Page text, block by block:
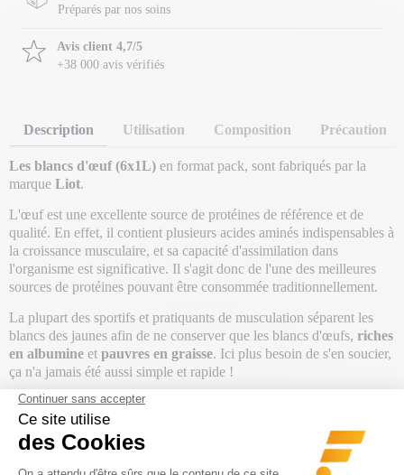
Préparés par nos soins
Avis client 4,7/5
+38 000 avis vérifiés
Description Utilisation Composition Précaution
Les blancs d'œuf (6x1L) en format pack, sont fabriqués par la
marque Liot.
L'œuf est une excellente source de protéines de référence et de
qualité. En effet, il contient plusieurs acides aminés indispensables à
la croissance musculaire, et sa capacité d'assimilation dans
l'organisme est significative. Il s'agit donc de l'une des meilleures
sources de protéines pouvant être consommée traditionnellement.
La plupart des sportifs et pratiquants de musculation séparent les
blancs des jaunes afin de ne conserver que les blancs d'œufs, riches
en albumine et pauvres en graisse. Ici plus besoin de s'en soucier,
ça n'a jamais été aussi simple et rapide !
La contenance d'une bouteille de 1 litre correspond à
d'œufs, soit192 blancs d'œufs
plus économique et évite le gaspillage en jetant les jaunes d'œuf des
œufs classiques. Avec cette solution, tu conserves le meilleur du